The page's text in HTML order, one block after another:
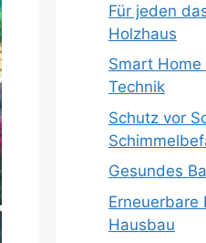
Für jeden
Holzhaus
Smart
Technik
Schutz vor
Gesundes
Erneuerbare
Hausbau